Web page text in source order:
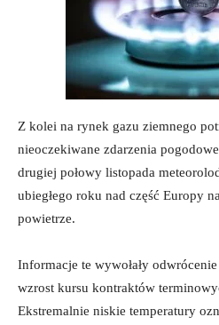
Z kolei na rynek gazu ziemnego
nieoczekiwane zdarzenia
drugiej połowy listopada
ubiegłego roku nad część Europy
powietrze.
Informacje te wywołały
wzrost kursu kontraktów
Ekstremalnie niskie temperatury